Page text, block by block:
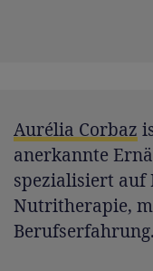
Aurélia Corbaz
anerkannte
spezialisiert
Nutritherapie,
Berufserfahrung.